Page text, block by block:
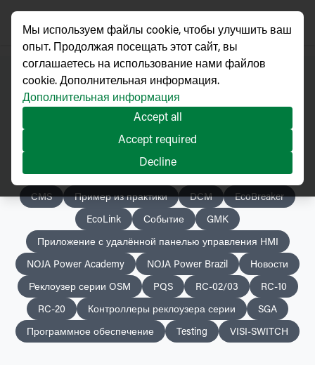
Новости
CMS Пример из практики DCM EcoBreaker
EcoLink Событие GMK
Приложение с удалённой панелью управления HMI
NOJA Power Academy NOJA Power Brazil Новости
Реклоузер серии OSM PQS RC-02/03 RC-10
RC-20 Контроллеры реклоузера серии SGA
Программное обеспечение Testing VISI-SWITCH
Мы используем файлы cookie, чтобы улучшить ваш
опыт. Продолжая посещать этот сайт, вы
соглашаетесь на использование нами файлов
cookie. Дополнительная информация.
Дополнительная информация
Accept all
Accept required
Decline